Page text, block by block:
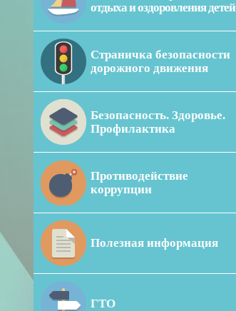
отдыха и оздоровления детей
Страничка безопасности
дорожного движения
Безопасность. Здоровье.
Профилактика
Противодействие
коррупции
Полезная информация
ГТО